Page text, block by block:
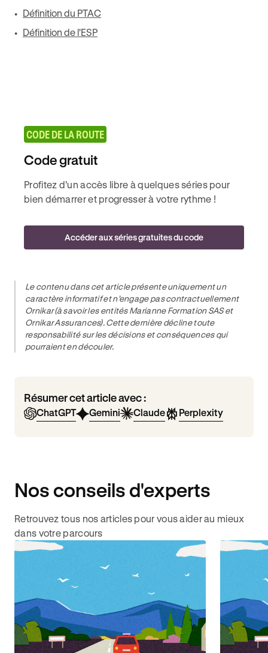
Définition du PTAC
Définition de l'ESP
CODE DE LA ROUTE
Code gratuit
Profitez d’un accès libre à quelques séries pour
bien démarrer et progresser à votre rythme !
Accéder aux séries gratuites du code
Le contenu dans cet article présente uniquement un
caractère informatif et n’engage pas contractuellement
Ornikar (à savoir les entités Marianne Formation SAS et
Ornikar Assurances). Cette dernière décline toute
responsabilité sur les décisions et conséquences qui
pourraient en découler.
Résumer cet article avec :
ChatGPT Gemini Claude Perplexity
Nos conseils d'experts
Retrouvez tous nos articles pour vous aider au mieux
dans votre parcours